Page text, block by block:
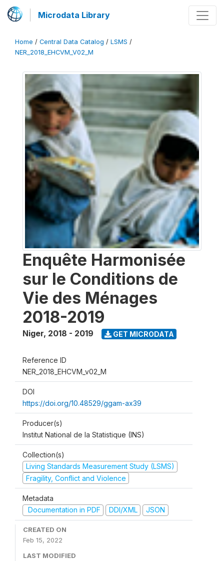
Microdata Library
Home / Central Data Catalog / LSMS /
NER_2018_EHCVM_V02_M
Enquête Harmonisée
sur le Conditions de
Vie des Ménages
2018-2019
Niger, 2018 - 2019 GET MICRODATA
Reference ID
NER_2018_EHCVM_v02_M
DOI
https://doi.org/10.48529/ggam-ax39
Producer(s)
Institut National de la Statistique (INS)
Collection(s)
Living Standards Measurement Study (LSMS)
Fragility, Conflict and Violence
Metadata
Documentation in PDF
DDI/XML JSON
CREATED ON
Feb 15, 2022
LAST MODIFIED